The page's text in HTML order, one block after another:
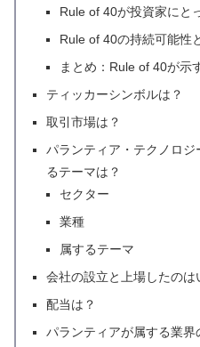
Rule of 40が投資家にと
Rule of 40の持続可能性
まとめ：Rule of 40が示
ティッカーシンボルは？
取引市場は？
パランティア・テクノロ
るテーマは？
セクター
業種
属するテーマ
会社の設立と上場したのは
配当は？
パランティアが属する業界